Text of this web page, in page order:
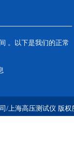
。以下是我们的正常
/上海高压测试仪 版权